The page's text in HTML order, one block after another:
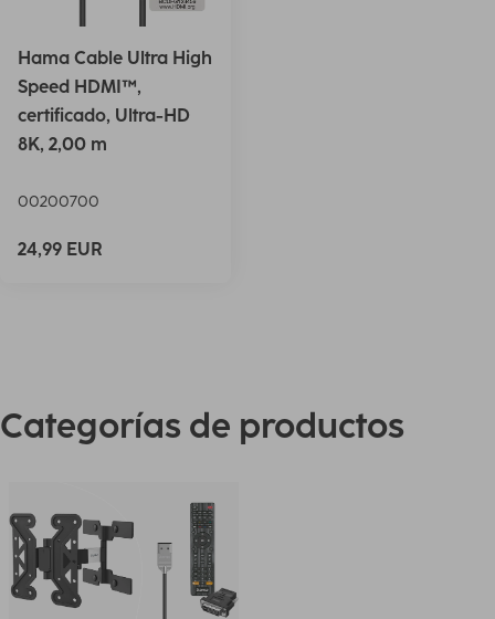
Hama Cable Ultra High
Speed HDMI™,
certificado, Ultra-HD
8K, 2,00 m
00200700
24,99 EUR
Categorías de productos